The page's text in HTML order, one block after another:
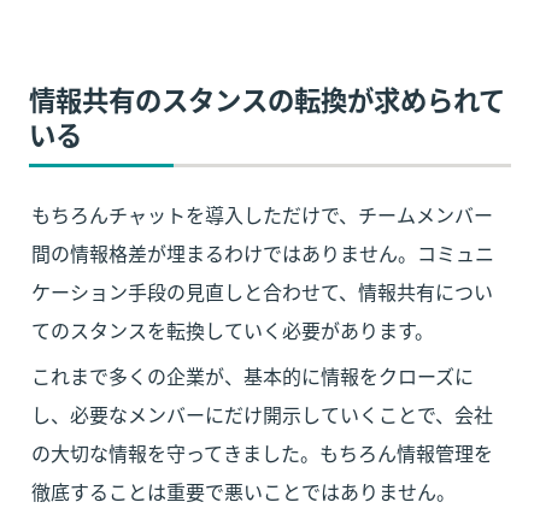
情報共有のスタンスの転換が求められて
いる
もちろんチャットを導入しただけで、チームメンバー
間の情報格差が埋まるわけではありません。コミュニ
ケーション手段の見直しと合わせて、情報共有につい
てのスタンスを転換していく必要があります。
これまで多くの企業が、基本的に情報をクローズに
し、必要なメンバーにだけ開示していくことで、会社
の大切な情報を守ってきました。もちろん情報管理を
徹底することは重要で悪いことではありません。